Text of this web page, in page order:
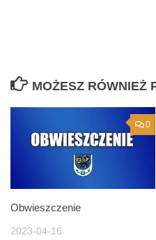
MOŻESZ RÓWNIEŻ
0
Obwieszczenie
2023-04-16